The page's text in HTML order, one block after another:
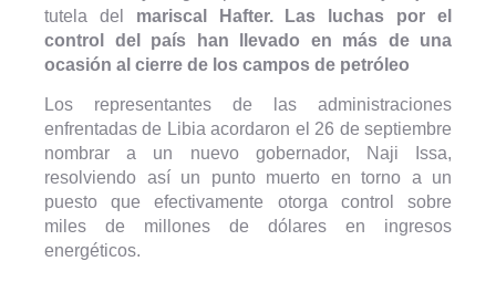
tutela del mariscal Hafter. Las luchas por el
control del país han llevado en más de una
ocasión al cierre de los campos de petróleo
Los representantes de las administraciones
enfrentadas de Libia acordaron el 26 de septiembre
nombrar a un nuevo gobernador, Naji Issa,
resolviendo así un punto muerto en torno a un
puesto que efectivamente otorga control sobre
miles de millones de dólares en ingresos
energéticos.